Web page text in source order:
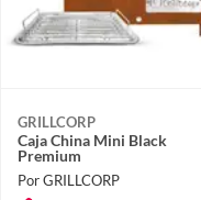
GRILLCORP
Caja China Mini Black
Premium
Por GRILLCORP